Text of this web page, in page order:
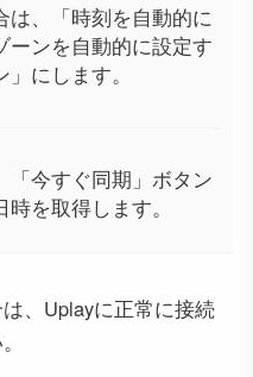
は、「時刻を自動的に
ーンを自動的に設定す
にします。
「今すぐ同期」ボタン
を取得します。
、Uplayに正常に接続